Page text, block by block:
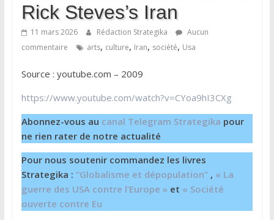
Rick Steves’s Iran
11 mars 2026 Rédaction Strategika
Aucun
commentaire
arts, culture, Iran, société, Usa
Source : youtube.com – 2009
https://www.youtube.com/watch?v=CYoa9hI3CXg
Abonnez-vous au canal Telegram Strategika pour
ne rien rater de notre actualité
Pour nous soutenir commandez les livres
Strategika : “Globalisme et dépopulation”, « La
guerre des USA contre l’Europe » et « Société
ouverte contre Eu